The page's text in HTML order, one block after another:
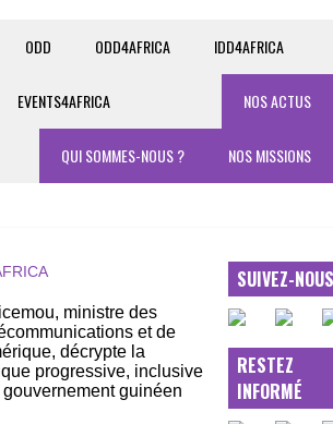
ODD ODD4AFRICA IDD4AFRICA
EVENTS4AFRICA NOS ACTUS
NOS MISSIONS
QUI SOMMES-NOUS ?
SUIVEZ-
RESTEZ
INFORMÉ